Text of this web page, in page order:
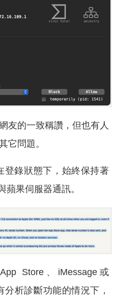
友的一致稱讚，但也有人
它問題。
登錄狀態下，始終保持著
蘋果伺服器通訊。
Store、iMessage或
析診斷功能的情況下，